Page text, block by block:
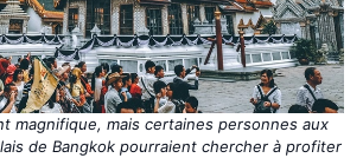
magnifique, mais certaines personnes aux
de Bangkok pourraient chercher à profiter